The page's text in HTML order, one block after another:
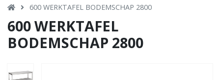
600 WERKTAFEL BODEMSCHAP 2800
600 WERKTAFEL
BODEMSCHAP 2800